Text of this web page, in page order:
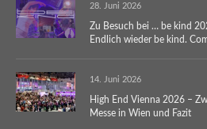
28. Juni 2026
Zu Besuch bei … be kind
Endlich wieder be kind.
14. Juni 2026
High End Vienna 2026 –
Messe in Wien und Fazit